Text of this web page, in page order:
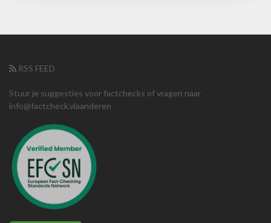
RSS FEED
Stuur je suggesties voor factchecks of vragen naar
info@factcheck.vlaanderen